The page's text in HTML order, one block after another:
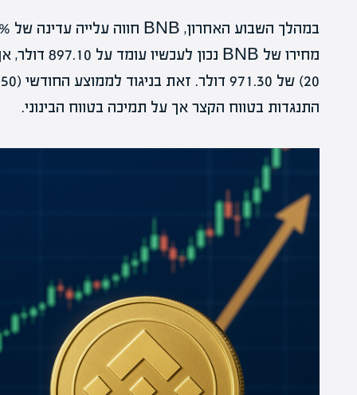
התנגדות בטווח הקצר אך על תמיכה בטווח הבינוני.